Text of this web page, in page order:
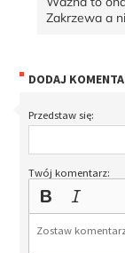
Zakrzewa a
DODAJ
Przedstaw się:
Twój komentarz: